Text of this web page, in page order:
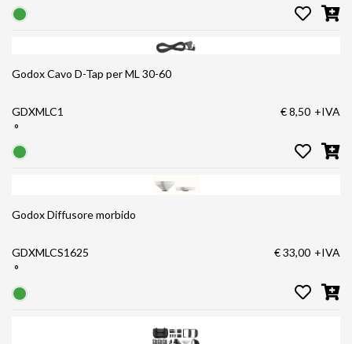
Godox Cavo D-Tap per ML 30-60
GDXMLC1
°
€ 8,50 +IVA
Godox Diffusore morbido
GDXMLCS1625
°
€ 33,00 +IVA